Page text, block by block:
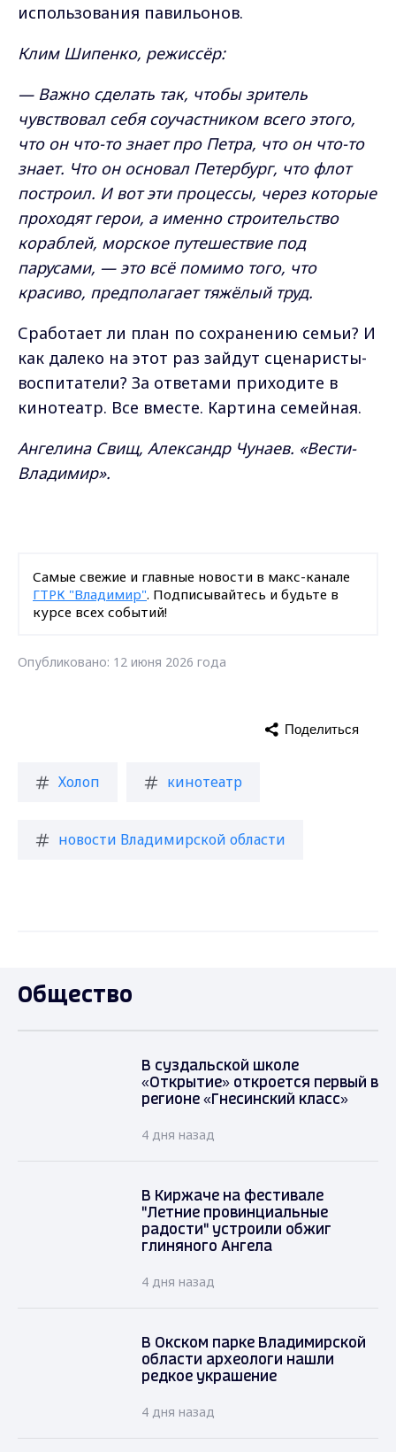
использования павильонов.
Клим Шипенко, режиссёр:
— Важно сделать так, чтобы зритель
чувствовал себя соучастником всего этого,
что он что-то знает про Петра, что он что-то
знает. Что он основал Петербург, что флот
построил. И вот эти процессы, через которые
проходят герои, а именно строительство
кораблей, морское путешествие под
парусами, — это всё помимо того, что
красиво, предполагает тяжёлый труд.
Сработает ли план по сохранению семьи? И
как далеко на этот раз зайдут сценаристы-
воспитатели? За ответами приходите в
кинотеатр. Все вместе. Картина семейная.
Ангелина Свищ, Александр Чунаев. «Вести-
Владимир».
Самые свежие и главные новости в макс-канале
ГТРК "Владимир". Подписывайтесь и будьте в
курсе всех событий!
Опубликовано: 12 июня 2026 года
Холоп кинотеатр
новости Владимирской области
Поделиться
Общество
В суздальской школе
«Открытие» откроется первый в
регионе «Гнесинский класс»
4 дня назад
В Киржаче на фестивале
"Летние провинциальные
радости" устроили обжиг
глиняного Ангела
4 дня назад
В Окском парке Владимирской
области археологи нашли
редкое украшение
4 дня назад